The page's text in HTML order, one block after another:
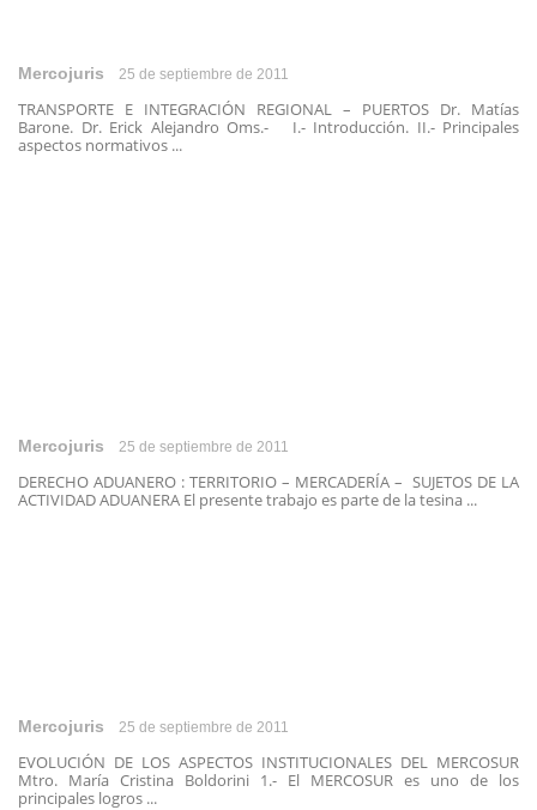
Mercojuris 25 de septiembre de 2011
TRANSPORTE E INTEGRACIÓN REGIONAL – PUERTOS Dr. Matías
Barone. Dr. Erick Alejandro Oms.- I.- Introducción. II.- Principales
aspectos normativos ...
Mercojuris 25 de septiembre de 2011
DERECHO ADUANERO : TERRITORIO – MERCADERÍA – SUJETOS DE LA
ACTIVIDAD ADUANERA El presente trabajo es parte de la tesina ...
Mercojuris 25 de septiembre de 2011
EVOLUCIÓN DE LOS ASPECTOS INSTITUCIONALES DEL MERCOSUR
Mtro. María Cristina Boldorini 1.- El MERCOSUR es uno de los
principales logros ...